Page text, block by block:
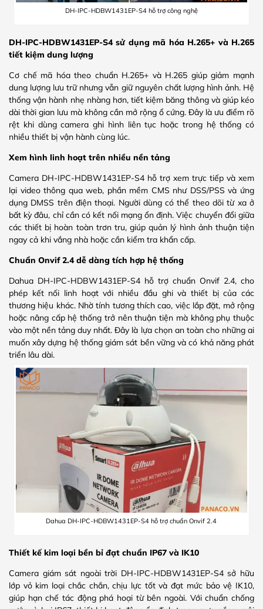
DH-IPC-HDBW1431EP-S4 hỗ trợ công nghệ
DH-IPC-HDBW1431EP-S4 sử dụng mã hóa H.265+ và H.265
tiết kiệm dung lượng
Cơ chế mã hóa theo chuẩn H.265+ và H.265 giúp giảm mạnh
dung lượng lưu trữ nhưng vẫn giữ nguyên chất lượng hình ảnh. Hệ
thống vận hành nhẹ nhàng hơn, tiết kiệm băng thông và giúp kéo
dài thời gian lưu mà không cần mở rộng ổ cứng. Đây là ưu điểm rõ
rệt khi dùng camera ghi hình liên tục hoặc trong hệ thống có
nhiều thiết bị vận hành cùng lúc.
Xem hình linh hoạt trên nhiều nền tảng
Camera DH-IPC-HDBW1431EP-S4 hỗ trợ xem trực tiếp và xem
lại video thông qua web, phần mềm CMS như DSS/PSS và ứng
dụng DMSS trên điện thoại. Người dùng có thể theo dõi từ xa ở
bất kỳ đâu, chỉ cần có kết nối mạng ổn định. Việc chuyển đổi giữa
các thiết bị hoàn toàn trơn tru, giúp quản lý hình ảnh thuận tiện
ngay cả khi vắng nhà hoặc cần kiểm tra khẩn cấp.
Chuẩn Onvif 2.4 dễ dàng tích hợp hệ thống
Dahua DH-IPC-HDBW1431EP-S4 hỗ trợ chuẩn Onvif 2.4, cho
phép kết nối linh hoạt với nhiều đầu ghi và thiết bị của các
thương hiệu khác. Nhờ tính tương thích cao, việc lắp đặt, mở rộng
hoặc nâng cấp hệ thống trở nên thuận tiện mà không phụ thuộc
vào một nền tảng duy nhất. Đây là lựa chọn an toàn cho những ai
muốn xây dựng hệ thống giám sát bền vững và có khả năng phát
triển lâu dài.
Dahua DH-IPC-HDBW1431EP-S4 hỗ trợ chuẩn Onvif 2.4
Thiết kế kim loại bền bỉ đạt chuẩn IP67 và IK10
Camera giám sát ngoài trời DH-IPC-HDBW1431EP-S4 sở hữu
lớp vỏ kim loại chắc chắn, chịu lực tốt và đạt mức bảo vệ IK10,
giúp hạn chế tác động phá hoại từ bên ngoài. Với chuẩn chống